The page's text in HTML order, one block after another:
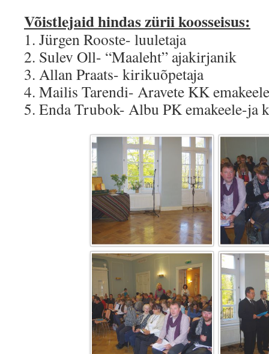
Võistlejaid hindas zürii koosseisus:
1. Jürgen Rooste- luuletaja
2. Sulev Oll- “Maaleht” ajakirjanik
3. Allan Praats- kirikuõpetaja
4. Mailis Tarendi- Aravete KK
5. Enda Trubok- Albu PK emakeele-ja